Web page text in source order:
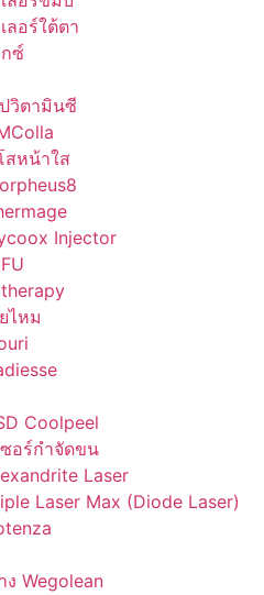
ลอร์ใต้ตา
ซ์
วิตามินซี
สหน้าใส
Injector
ไหม
Coolpeel
ซอร์กำจัดขน
Laser
Laser Max (Diode Laser)
Wegolean